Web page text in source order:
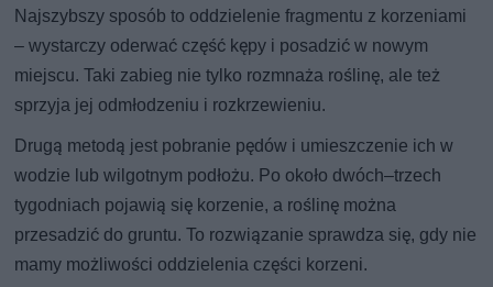
Najszybszy sposób to oddzielenie fragmentu z korzeniami
– wystarczy oderwać część kępy i posadzić w nowym
miejscu. Taki zabieg nie tylko rozmnaża roślinę, ale też
sprzyja jej odmłodzeniu i rozkrzewieniu.
Drugą metodą jest pobranie pędów i umieszczenie ich w
wodzie lub wilgotnym podłożu. Po około dwóch–trzech
tygodniach pojawią się korzenie, a roślinę można
przesadzić do gruntu. To rozwiązanie sprawdza się, gdy nie
mamy możliwości oddzielenia części korzeni.